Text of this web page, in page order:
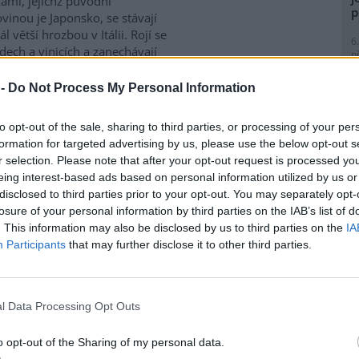
Do Not Process My Personal Information
opt-out of the sale, sharing to third parties, or processing of your
for targeted advertising by us, please use the below opt-out
selection. Please note that after your opt-out request is processed
interest-based ads based on personal information utilized by us
to third parties prior to your opt-out. You may separately
of your personal information by third parties on the IAB’s list of
This information may also be disclosed by us to third parties on the
Participants that may further disclose it to other third parties.
Data Processing Opt Outs
opt-out of the Sharing of my personal data.
je Japonsko, se stávají
větší hrozbou v Itálii. Rojí se
a vinicích a zanechávají
oslabuje rostliny a
rozhodlo, že viník
2
za zavezení haldy
v Ostravě statisíci
odpadu není podle
životního prostředí
nikdo odpovědný a
informoval
odborníci z České
na jaře ji převzalo
podle webu známo,
proto loni objednala sérii